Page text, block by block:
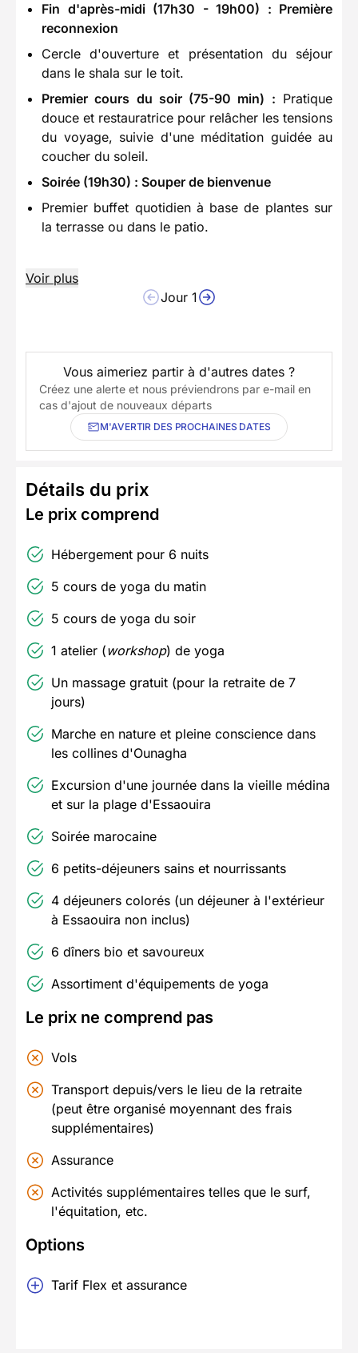
Fin d'après-midi (17h30 - 19h00) : Première
reconnexion
Cercle d'ouverture et présentation du séjour
dans le shala sur le toit.
Premier cours du soir (75-90 min) : Pratique
douce et restauratrice pour relâcher les tensions
du voyage, suivie d'une méditation guidée au
coucher du soleil.
Soirée (19h30) : Souper de bienvenue
Premier buffet quotidien à base de plantes sur
la terrasse ou dans le patio.
Voir plus
Jour 1
Vous aimeriez partir à d'autres dates ?
Créez une alerte et nous préviendrons par e-mail en
cas d'ajout de nouveaux départs
M'AVERTIR DES PROCHAINES DATES
Détails du prix
Le prix comprend
Hébergement pour 6 nuits
5 cours de yoga du matin
5 cours de yoga du soir
1 atelier (workshop) de yoga
Un massage gratuit (pour la retraite de 7
jours)
Marche en nature et pleine conscience dans
les collines d'Ounagha
Excursion d'une journée dans la vieille médina
et sur la plage d'Essaouira
Soirée marocaine
6 petits-déjeuners sains et nourrissants
4 déjeuners colorés (un déjeuner à l'extérieur
à Essaouira non inclus)
6 dîners bio et savoureux
Assortiment d'équipements de yoga
Le prix ne comprend pas
Vols
Transport depuis/vers le lieu de la retraite
(peut être organisé moyennant des frais
supplémentaires)
Assurance
Activités supplémentaires telles que le surf,
l'équitation, etc.
Options
Tarif Flex et assurance